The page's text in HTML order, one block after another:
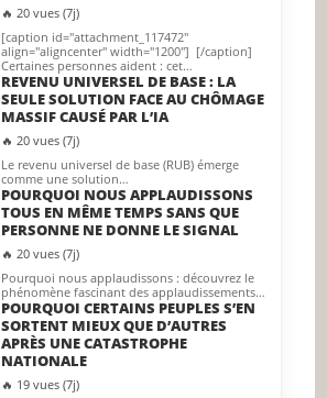
🔥 20 vues (7j)
[caption id="attachment_117472"
align="aligncenter" width="1200"] [/caption]
Certaines personnes aident : cet…
REVENU UNIVERSEL DE BASE : LA
SEULE SOLUTION FACE AU CHÔMAGE
MASSIF CAUSÉ PAR L’IA
🔥 20 vues (7j)
Le revenu universel de base (RUB) émerge
comme une solution…
POURQUOI NOUS APPLAUDISSONS
TOUS EN MÊME TEMPS SANS QUE
PERSONNE NE DONNE LE SIGNAL
🔥 20 vues (7j)
Pourquoi nous applaudissons : découvrez le
phénomène fascinant des applaudissements…
POURQUOI CERTAINS PEUPLES S’EN
SORTENT MIEUX QUE D’AUTRES
APRÈS UNE CATASTROPHE
NATIONALE
🔥 19 vues (7j)